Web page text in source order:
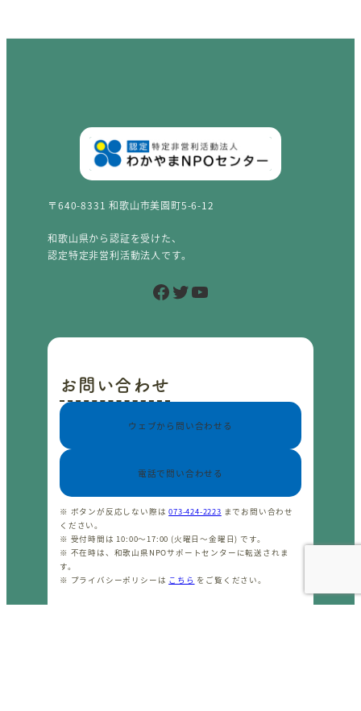
〒640-8331 和歌山市美園町5-6-12
和歌山県から認証を受けた、
認定特定非営利活動法人です。
Facebook Twitter YouTube
お問い合わせ
ウェブから問い合わせる
電話で問い合わせる
※ ボタンが反応しない際は073-424-2223 までお問い合わせ
ください。
※ 受付時間は 10:00〜17:00 (火曜日〜金曜日) です。
※ 不在時は、和歌山県NPOサポートセンターに転送されま
す。
※ プライバシーポリシーは こちら をご覧ください。